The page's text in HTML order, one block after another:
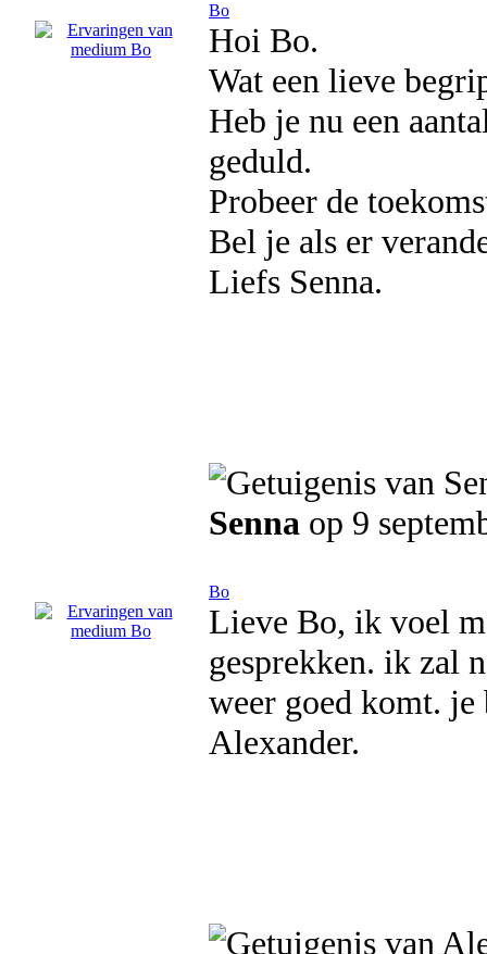
Bo
Hoi Bo.
Wat een lieve
Heb je nu een
geduld.
Probeer de
Bel je als er
Liefs Senna.
Senna op 9
Bo
Lieve Bo, ik voel
gesprekken. ik zal
weer goed komt.
Alexander.